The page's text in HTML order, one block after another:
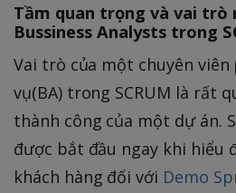
Tầm quan trọng và vai trò
Bussiness Analysts trong
Vai trò của một chuyên
vụ(BA) trong SCRUM là rất
thành công của một dự án.
được bắt đầu ngay khi hiểu
khách hàng đối với Demo